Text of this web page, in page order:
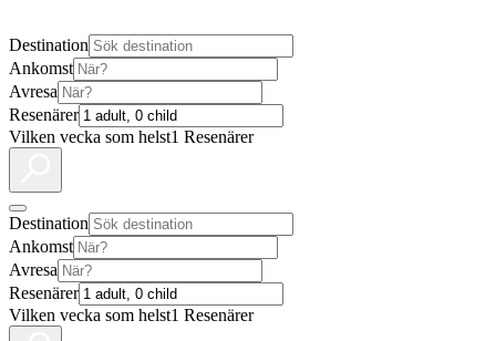
Destination
Ankomst
Avresa
Resenärer
Vilken vecka som helst1 Resenärer
Destination
Ankomst
Avresa
Resenärer
Vilken vecka som helst1 Resenärer